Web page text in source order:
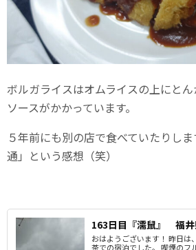
ボルガライスはオムライスの上にと
ソースがかかっています。
５年前にも別の店で食べていたりし
通」という感想（笑）
163日目『濡鼠』 福井
おはようございます！ 昨日は
茶での宿泊でした。 喫煙のフ